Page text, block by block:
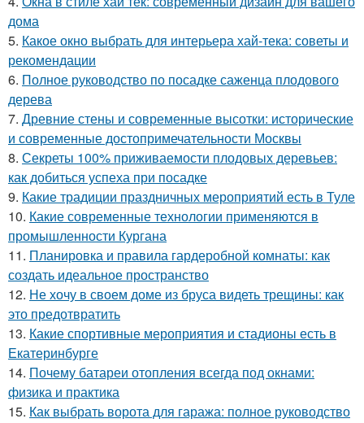
дома
5. Какое окно выбрать для интерьера хай-тека: советы и
рекомендации
6. Полное руководство по посадке саженца плодового
дерева
7. Древние стены и современные высотки: исторические
и современные достопримечательности Москвы
8. Секреты 100% приживаемости плодовых деревьев:
как добиться успеха при посадке
9. Какие традиции праздничных мероприятий есть в Туле
10. Какие современные технологии применяются в
промышленности Кургана
11. Планировка и правила гардеробной комнаты: как
создать идеальное пространство
12. Не хочу в своем доме из бруса видеть трещины: как
это предотвратить
13. Какие спортивные мероприятия и стадионы есть в
Екатеринбурге
14. Почему батареи отопления всегда под окнами:
физика и практика
15. Как выбрать ворота для гаража: полное руководство